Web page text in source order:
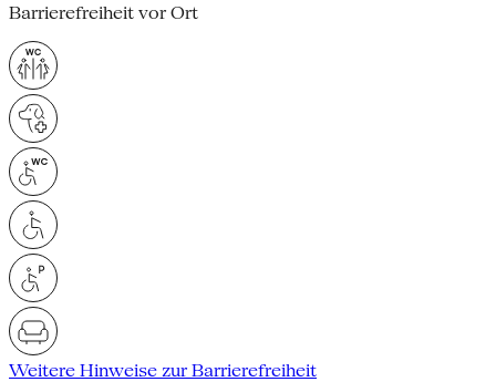
Barrierefreiheit vor Ort
Weitere Hinweise zur Barrierefreiheit